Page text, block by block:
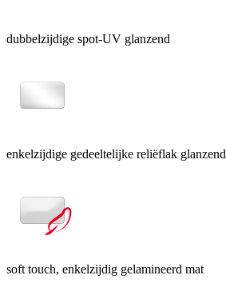
dubbelzijdige spot-UV glanzend
enkelzijdige gedeeltelijke reliëflak glanzend
soft touch, enkelzijdig gelamineerd mat